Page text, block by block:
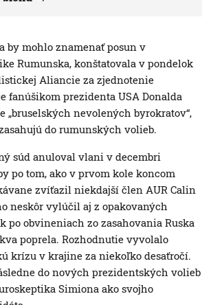
by mohlo znamenať posun v
Rumunska, konštatovala v pondelok
Aliancie za zjednotenie
fanúšikom prezidenta USA Donalda
„bruselských nevolených byrokratov“,
do rumunských volieb.
súd anuloval vlani v decembri
po tom, ako v prvom kole koncom
zvíťazil niekdajší člen AUR Calin
neskôr vylúčil aj z opakovaných
po obvineniach zo zasahovania Ruska
poprela. Rozhodnutie vyvolalo
krízu v krajine za niekoľko desaťročí.
do nových prezidentských volieb
Simiona ako svojho